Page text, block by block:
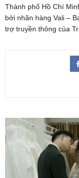
Thành phố Hồ Chí
bởi nhãn hàng Vali –
trợ truyền thông của